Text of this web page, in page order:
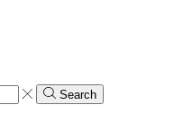
Search